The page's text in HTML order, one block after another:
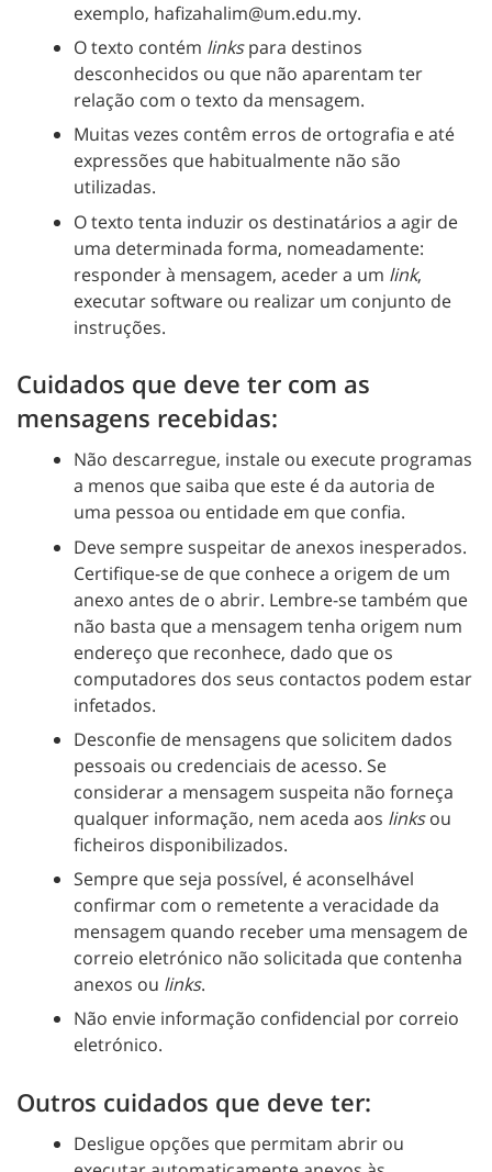
exemplo, hafizahalim@um.edu.my.
O texto contém linkspara destinos
desconhecidos ou que não aparentam ter
relação com o texto da mensagem.
Muitas vezes contêm erros de ortografia e até
expressões que habitualmente não são
utilizadas.
O texto tenta induzir os destinatários a agir de
uma determinada forma, nomeadamente:
responder à mensagem, aceder a um link,
executar software ou realizar um conjunto de
instruções.
Cuidados que deve ter com as
mensagens recebidas:
Não descarregue, instale ou execute programas
a menos que saiba que este é da autoria de
uma pessoa ou entidade em que confia.
Deve sempre suspeitar de anexos inesperados.
Certifique-se de que conhece a origem de um
anexo antes de o abrir. Lembre-se também que
não basta que a mensagem tenha origem num
endereço que reconhece, dado que os
computadores dos seus contactos podem estar
infetados.
Desconfie de mensagens que solicitem dados
pessoais ou credenciais de acesso. Se
considerar a mensagem suspeita não forneça
qualquer informação, nem aceda aos linksou
ficheiros disponibilizados.
Sempre que seja possível, é aconselhável
confirmar com o remetente a veracidade da
mensagem quando receber uma mensagem de
correio eletrónico não solicitada que contenha
anexos ou links.
Não envie informação confidencial por correio
eletrónico.
Outros cuidados que deve ter:
Desligue opções que permitam abrir ou